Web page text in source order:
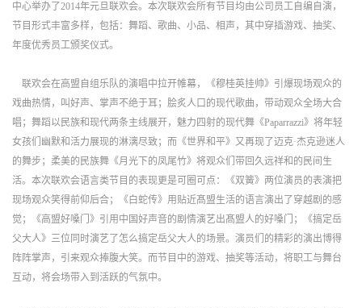
中心举办了2014年元旦联欢会。本次联欢会所有节目均由公司员工自编自演，
节目形式丰富多样，包括：舞蹈、歌曲、小品、相声，其中穿插游戏、抽奖、
年度优秀员工颁奖仪式。
联欢会在高盟自组乐队的演唱中拉开帷幕，《穆桂英挂帅》引爆现场观众的
戏曲热情，叫好声、掌声不绝于耳；脍炙人口的现代歌曲，带动观众全场大合
唱；舞蹈以民族和现代两条主线展开，魅力四射的现代舞《Paparrazzi》将年轻
女孩们幽默和活力展现的淋漓尽致；而《世界和平》又再现了迈克·杰克逊迷人
的舞步；柔美的民族舞《月光下的凤尾竹》将观众们带回久远祥和的民间生
活。本次联欢会语言类节目的表现更是可圈可点：《双簧》两位演员的表演把
现场观众笑得前仰后合；《白蛇传》用贴近髙盟生活的语言演出了穿越剧的感
觉；《高盟好嗓门》引用中国好声音的剧情演艺出髙盟人的好嗓门；《搞定岳
父大人》三位同时演艺了怎么搞定岳父大人的场景。演员们的精彩的演出博得
阵阵掌声，引来观众捧腹大笑。而节目中的游戏、抽奖等活动，将职工与舞台
互动，将会场带入到活跃的气氛中。